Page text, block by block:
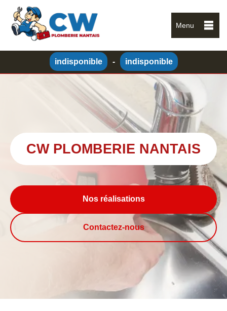
Menu
indisponible - indisponible
CW PLOMBERIE NANTAIS
Nos réalisations
Contactez-nous